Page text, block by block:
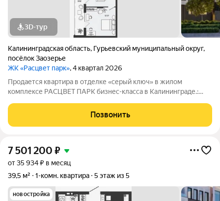
3D-тур
Калининградская область, Гурьевский муниципальный округ,
посёлок Заозерье
ЖК «Расцвет парк», 4 квартал 2026
Продается квартира в отделке «серый ключ» в жилом
комплексе РАСЦВЕТ ПАРК бизнес-класса в Калининграде.:
Виды на озеро и природу благодаря панорамному остеклению.
Продуманная
Позвонить
7 501 200 ₽
от 35 934 ₽ в месяц
39,5 м²
1-комн. квартира 5 этаж из 5
новостройка